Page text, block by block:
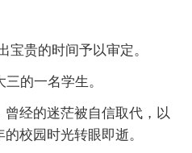
宝贵的时间予以审定。
的一名学生。
曾经的迷茫被自信取代，以
校园时光转眼即逝。